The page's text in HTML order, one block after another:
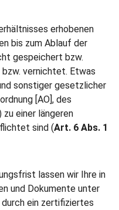
erhobenen
bis zum Ablauf der
gespeichert bzw.
vernichtet. Etwas
sonstiger gesetzlicher
[AO], des
einer längeren
sind (Art. 6 Abs. 1
lassen wir Ihre in
und Dokumente unter
ein zertifiziertes